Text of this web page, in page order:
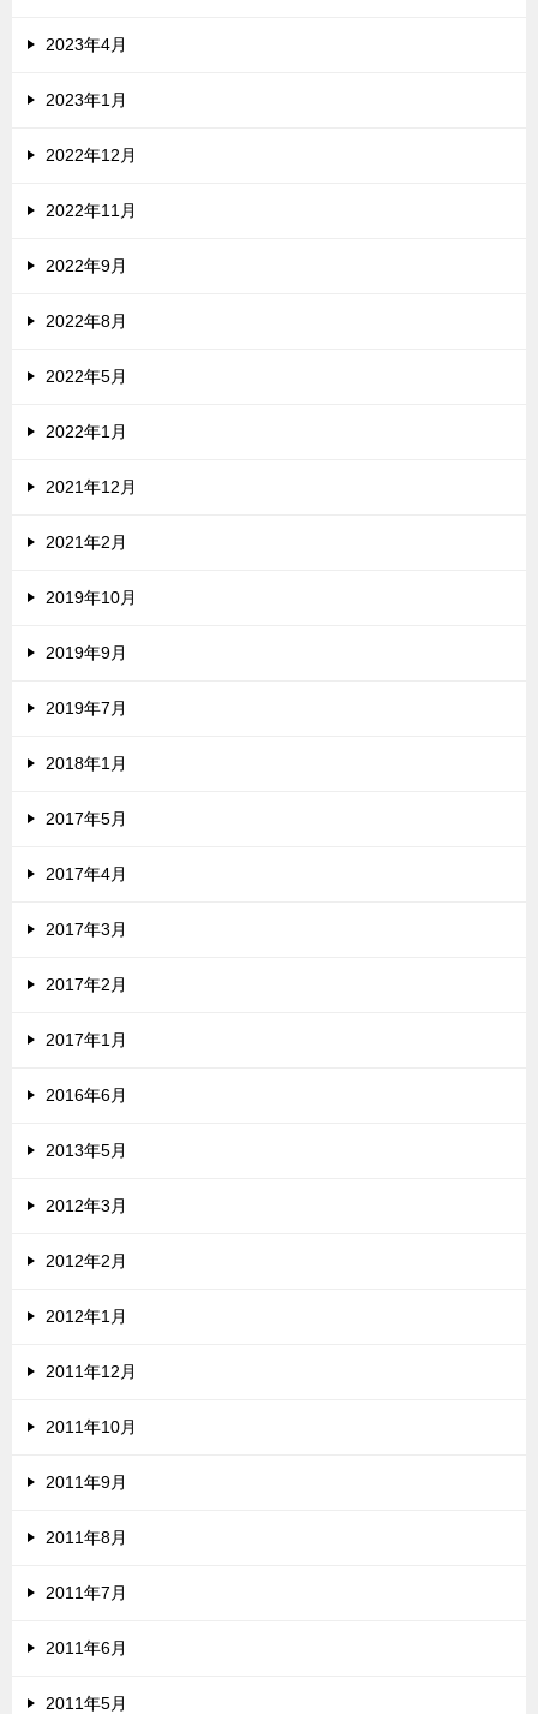
2023年4月
2023年1月
2022年12月
2022年11月
2022年9月
2022年8月
2022年5月
2022年1月
2021年12月
2021年2月
2019年10月
2019年9月
2019年7月
2018年1月
2017年5月
2017年4月
2017年3月
2017年2月
2017年1月
2016年6月
2013年5月
2012年3月
2012年2月
2012年1月
2011年12月
2011年10月
2011年9月
2011年8月
2011年7月
2011年6月
2011年5月